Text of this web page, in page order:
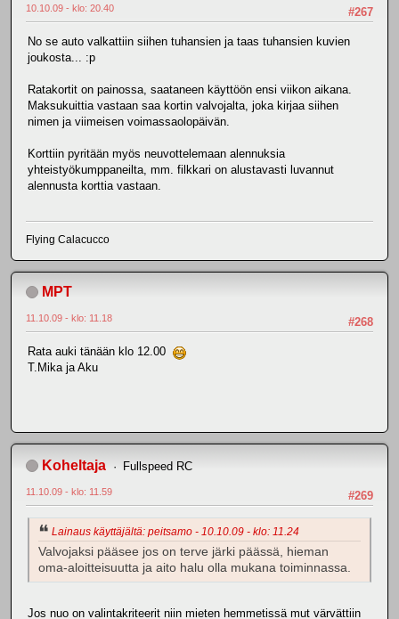
#267
10.10.09 - klo: 20.40
No se auto valkattiin siihen tuhansien ja taas tuhansien kuvien
joukosta... :p
Ratakortit on painossa, saataneen käyttöön ensi viikon aikana.
Maksukuittia vastaan saa kortin valvojalta, joka kirjaa siihen
nimen ja viimeisen voimassaolopäivän.
Korttiin pyritään myös neuvottelemaan alennuksia
yhteistyökumppaneilta, mm. filkkari on alustavasti luvannut
alennusta korttia vastaan.
Flying Calacucco
MPT
#268
11.10.09 - klo: 11.18
Rata auki tänään klo 12.00
T.Mika ja Aku
Koheltaja Fullspeed RC
#269
11.10.09 - klo: 11.59
Lainaus käyttäjältä: peitsamo - 10.10.09 - klo: 11.24
Valvojaksi pääsee jos on terve järki päässä, hieman
oma-aloitteisuutta ja aito halu olla mukana toiminnassa.
Jos nuo on valintakriteerit niin mieten hemmetissä mut värvättiin